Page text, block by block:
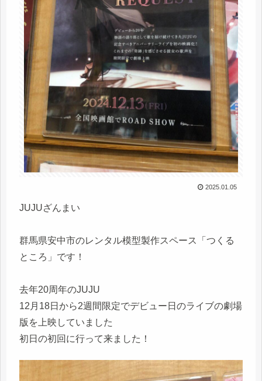
2025.01.05
JUJUざんまい
群馬県安中市のレンタル模型製作スペース「つくる
ところ」です！
去年20周年のJUJU
12月18日から2週間限定でデビュー日のライブの劇場
版を上映していました
初日の初回に行って来ました！